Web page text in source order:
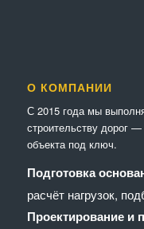
О КОМПАНИИ
С 2015 года мы
строительству дорог
объекта под ключ.
Подготовка
расчёт нагрузок,
Проектирование и